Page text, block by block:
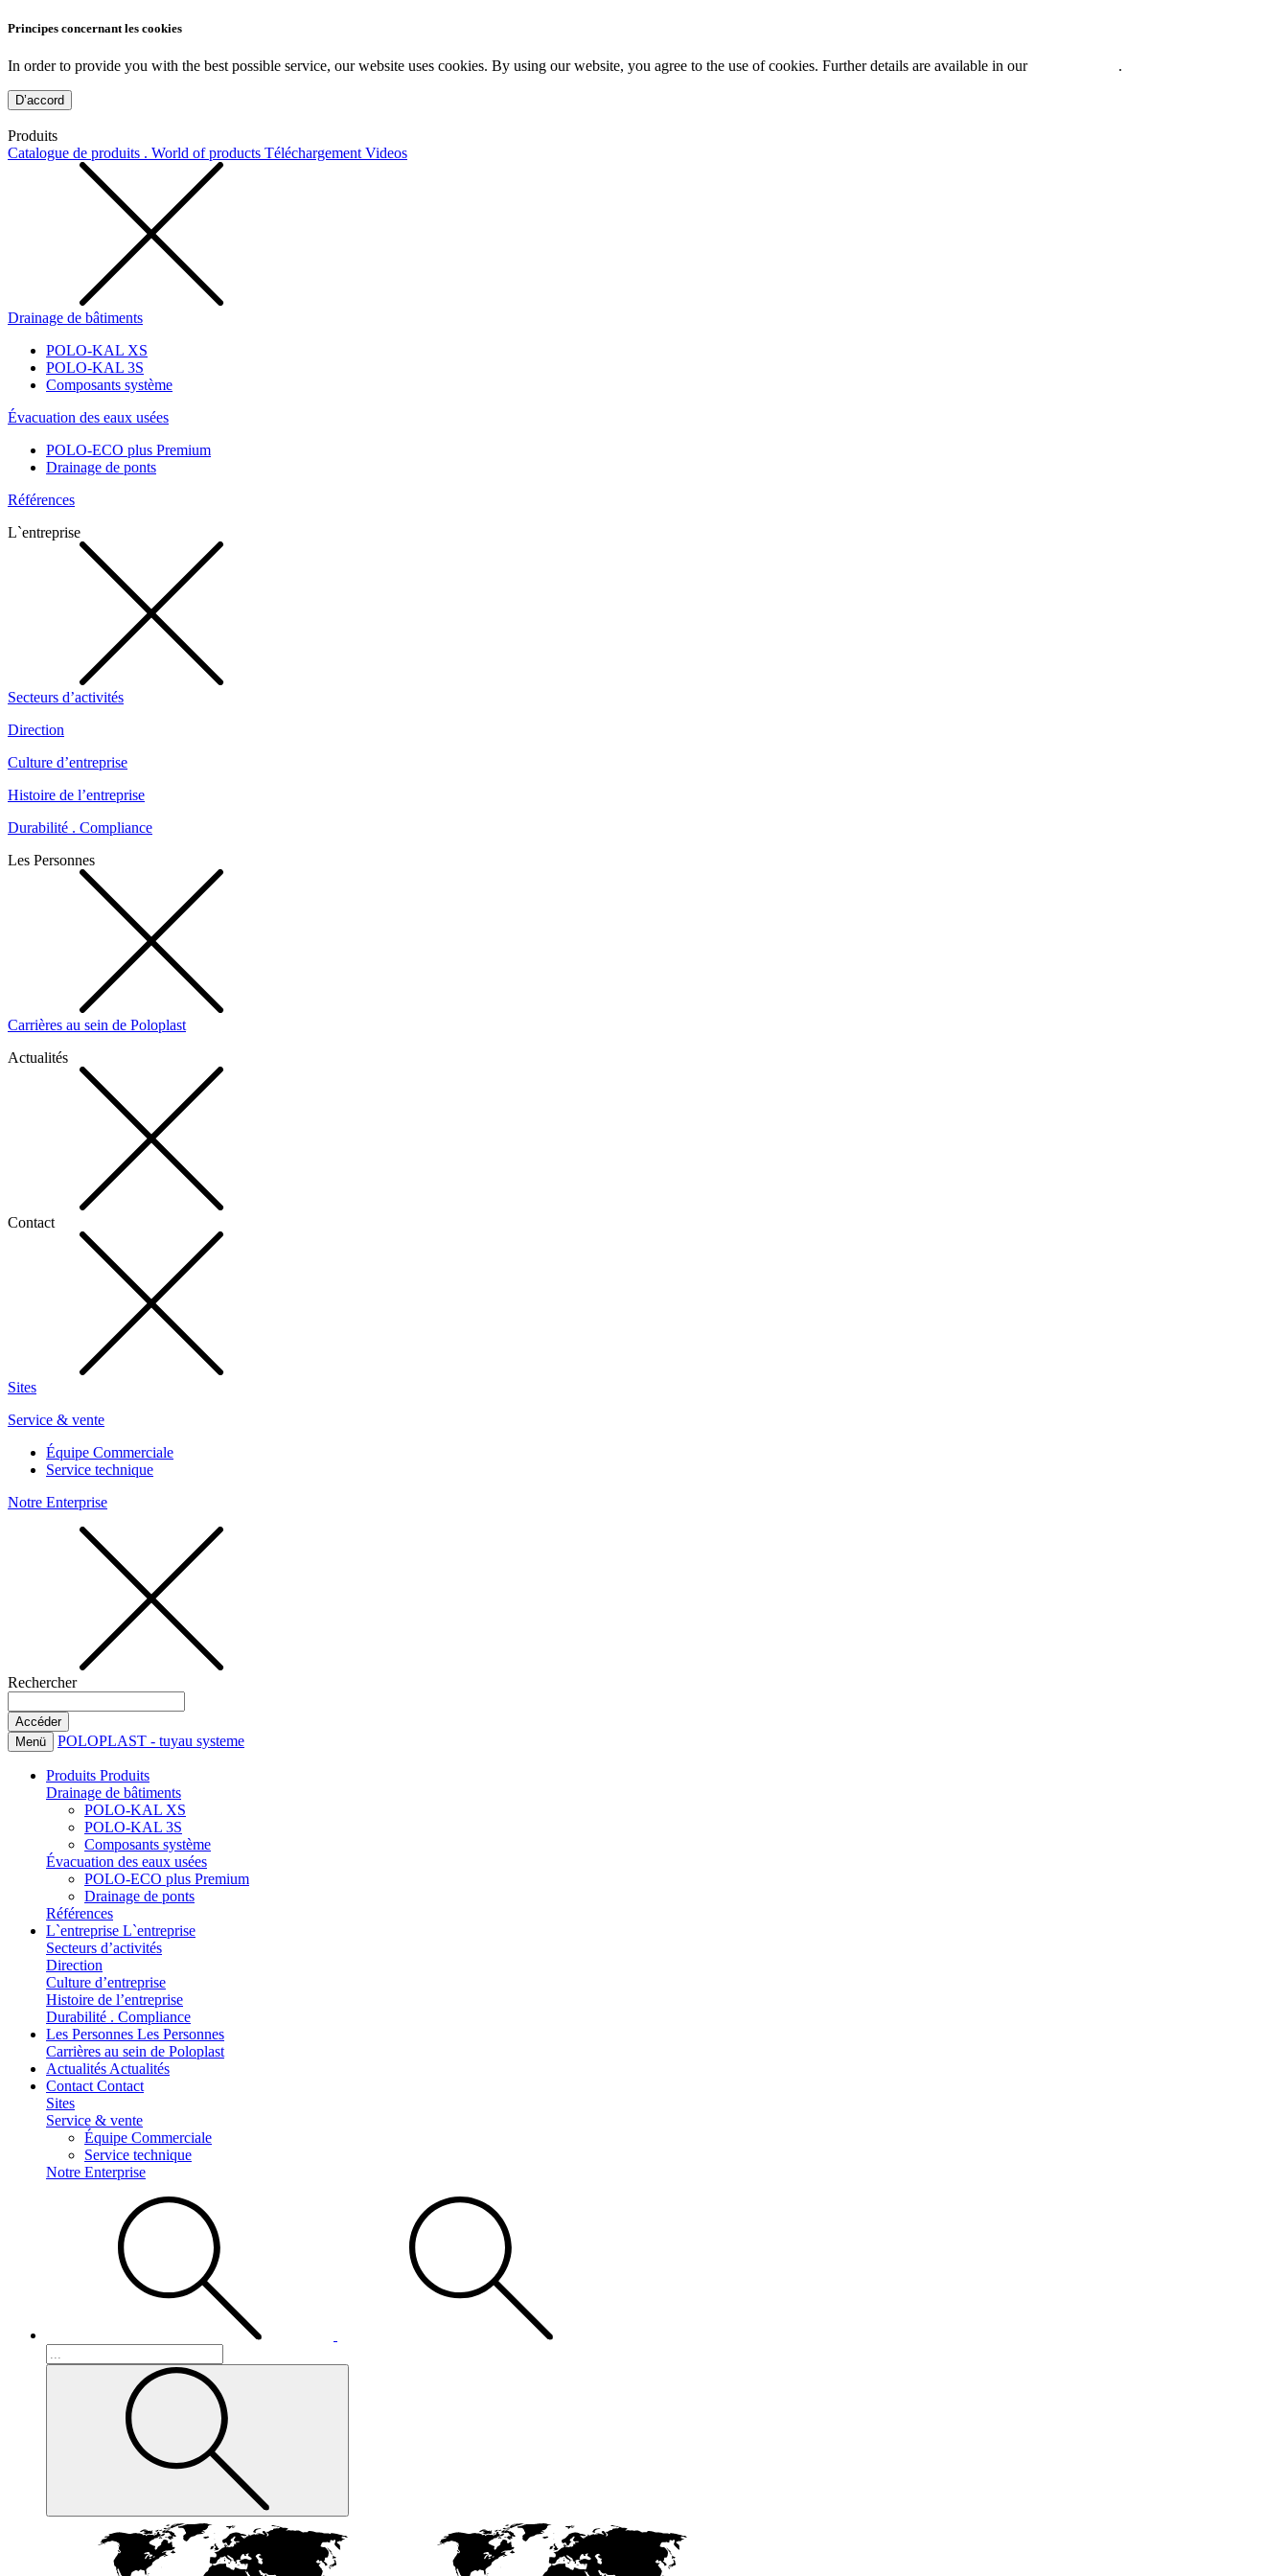
Principes concernant les cookies
In order to provide you with the best possible service, our website uses cookies. By using our website, you agree to the use of cookies. Further details are available in our .
D’accord
Produits
Catalogue de produits . World of products Téléchargement Videos
Drainage de bâtiments
POLO-KAL XS
POLO-KAL 3S
Composants système
Évacuation des eaux usées
POLO-ECO plus Premium
Drainage de ponts
Références
L`entreprise
Secteurs d’activités
Direction
Culture d’entreprise
Histoire de l’entreprise
Durabilité . Compliance
Les Personnes
Carrières au sein de Poloplast
Actualités
Contact
Sites
Service & vente
Équipe Commerciale
Service technique
Notre Enterprise
Rechercher
Menü POLOPLAST - tuyau systeme
Produits Produits
Drainage de bâtiments
POLO-KAL XS
POLO-KAL 3S
Composants système
Évacuation des eaux usées
POLO-ECO plus Premium
Drainage de ponts
Références
L`entreprise L`entreprise
Secteurs d’activités
Direction
Culture d’entreprise
Histoire de l’entreprise
Durabilité . Compliance
Les Personnes Les Personnes
Carrières au sein de Poloplast
Actualités Actualités
Contact Contact
Sites
Service & vente
Équipe Commerciale
Service technique
Notre Enterprise